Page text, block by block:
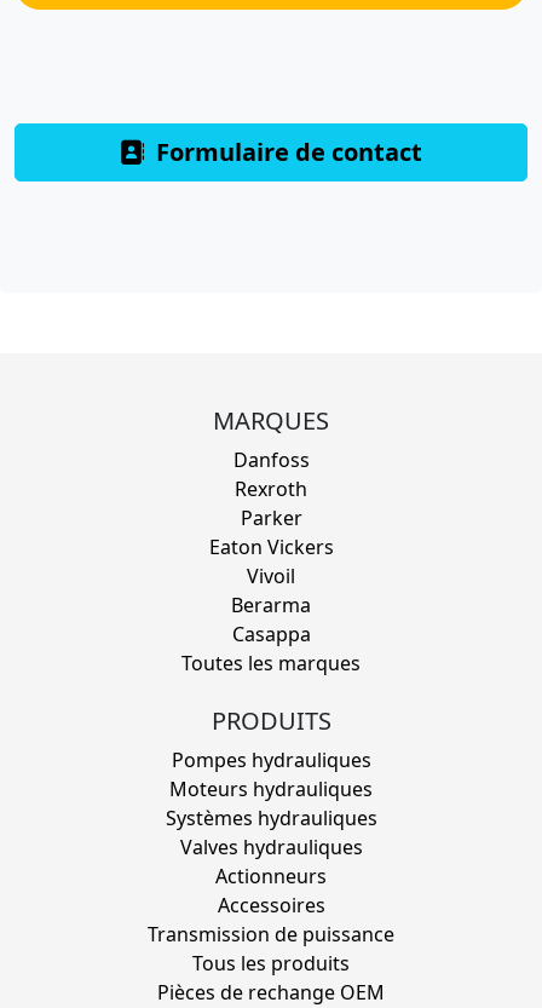
Formulaire de contact
MARQUES
Danfoss
Rexroth
Parker
Eaton Vickers
Vivoil
Berarma
Casappa
Toutes les marques
PRODUITS
Pompes hydrauliques
Moteurs hydrauliques
Systèmes hydrauliques
Valves hydrauliques
Actionneurs
Accessoires
Transmission de puissance
Tous les produits
Pièces de rechange OEM